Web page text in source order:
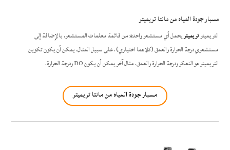
مسبار جودة المياه من مانتا تريميتر
التريميترتريميتريحمل أي مستشعر واحد* من قائمة معلمات المستشعر، بالإضافة إلى
مستشعري درجة الحرارة والعمق (كلاهما اختياري). على سبيل المثال، يمكن أن يكون تكوين
التريميتر هو التعكر ودرجة الحرارة والعمق. مثال آخر يمكن أن يكون DO ودرجة الحرارة.
مسبار جودة المياه من مانتا تريميتر